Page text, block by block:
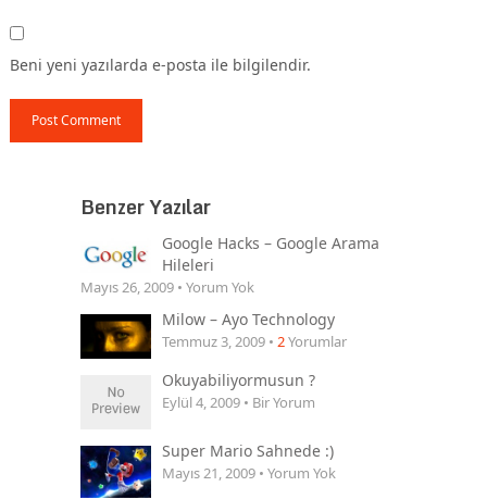
Beni yeni yazılarda e-posta ile bilgilendir.
Benzer Yazılar
Google Hacks – Google Arama
Hileleri
Mayıs 26, 2009 • Yorum Yok
Milow – Ayo Technology
Temmuz 3, 2009 • 2Yorumlar
Okuyabiliyormusun ?
Eylül 4, 2009 • Bir Yorum
Super Mario Sahnede :)
Mayıs 21, 2009 • Yorum Yok